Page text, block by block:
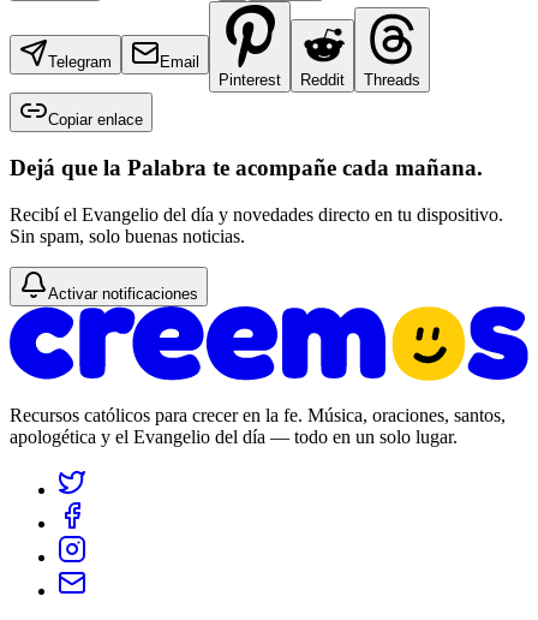
Telegram
Email
Pinterest
Reddit Threads
Copiar enlace
Dejá que la Palabra te acompañe cada mañana.
Recibí el Evangelio del día y novedades directo en tu dispositivo.
Sin spam, solo buenas noticias.
Activar notificaciones
Recursos católicos para crecer en la fe. Música, oraciones, santos,
apologética y el Evangelio del día — todo en un solo lugar.